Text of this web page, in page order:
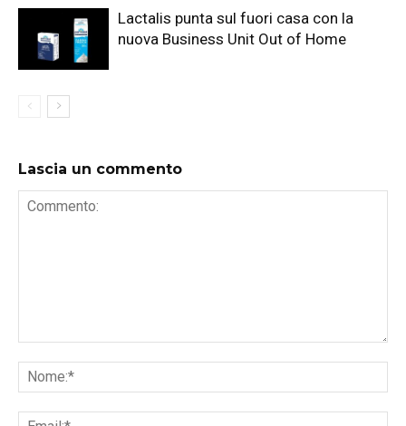
Lactalis punta sul fuori casa con la
nuova Business Unit Out of Home
Lascia un commento